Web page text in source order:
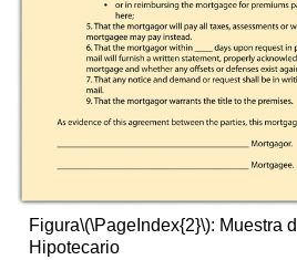
Figura\(\PageIndex{2}\): Muestra
Hipotecario